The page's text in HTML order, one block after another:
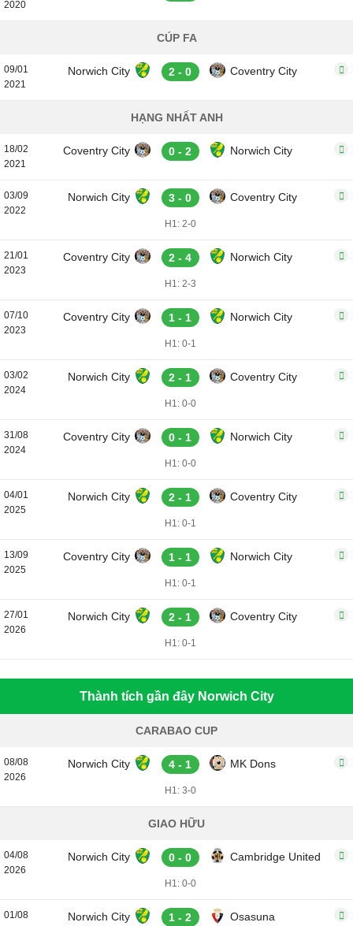
2020
CÚP FA
09/01
2021
Norwich City 2 - 0 Coventry City
HẠNG NHẤT ANH
18/02
2021
Coventry City 0 - 2 Norwich City
03/09
2022
Norwich City 3 - 0 Coventry City
H1: 2-0
21/01
2023
Coventry City 2 - 4 Norwich City
H1: 2-3
07/10
2023
Coventry City 1 - 1 Norwich City
H1: 0-1
03/02
2024
Norwich City 2 - 1 Coventry City
H1: 0-0
31/08
2024
Coventry City 0 - 1 Norwich City
H1: 0-0
04/01
2025
Norwich City 2 - 1 Coventry City
H1: 0-1
13/09
2025
Coventry City 1 - 1 Norwich City
H1: 0-1
27/01
2026
Norwich City 2 - 1 Coventry City
H1: 0-1
Thành tích gần đây Norwich City
CARABAO CUP
08/08
2026
Norwich City 4 - 1 MK Dons
H1: 3-0
GIAO HỮU
04/08
2026
Norwich City 0 - 0 Cambridge United
H1: 0-0
01/08
Norwich City 1 - 2 Osasuna